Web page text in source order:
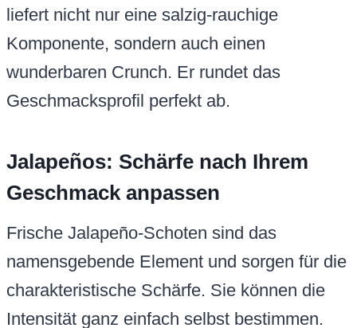
liefert nicht nur eine salzig-rauchige
Komponente, sondern auch einen
wunderbaren Crunch. Er rundet das
Geschmacksprofil perfekt ab.
Jalapeños: Schärfe nach Ihrem
Geschmack anpassen
Frische Jalapeño-Schoten sind das
namensgebende Element und sorgen für die
charakteristische Schärfe. Sie können die
Intensität ganz einfach selbst bestimmen.